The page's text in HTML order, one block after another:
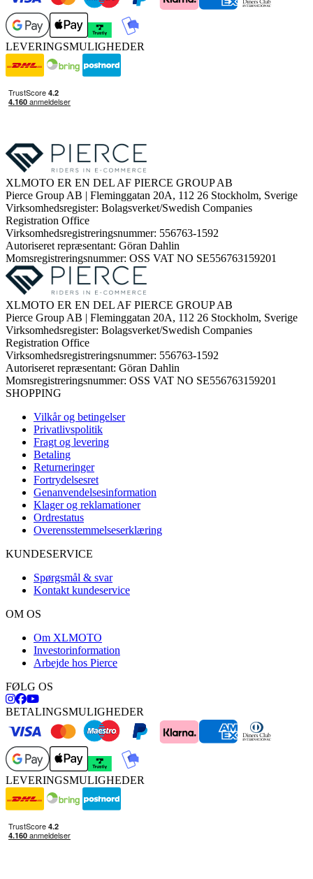
LEVERINGSMULIGHEDER
XLMOTO ER EN DEL AF PIERCE GROUP AB
Pierce Group AB | Fleminggatan 20A, 112 26 Stockholm, Sverige
Virksomhedsregister: Bolagsverket/Swedish Companies
Registration Office
Virksomhedsregistreringsnummer: 556763-1592
Autoriseret repræsentant: Göran Dahlin
Momsregistreringsnummer: OSS VAT NO SE556763159201
XLMOTO ER EN DEL AF PIERCE GROUP AB
Pierce Group AB | Fleminggatan 20A, 112 26 Stockholm, Sverige
Virksomhedsregister: Bolagsverket/Swedish Companies
Registration Office
Virksomhedsregistreringsnummer: 556763-1592
Autoriseret repræsentant: Göran Dahlin
Momsregistreringsnummer: OSS VAT NO SE556763159201
SHOPPING
Vilkår og betingelser
Privatlivspolitik
Fragt og levering
Betaling
Returneringer
Fortrydelsesret
Genanvendelsesinformation
Klager og reklamationer
Ordrestatus
Overensstemmelseserklæring
KUNDESERVICE
Spørgsmål & svar
Kontakt kundeservice
OM OS
Om XLMOTO
Investorinformation
Arbejde hos Pierce
FØLG OS
BETALINGSMULIGHEDER
LEVERINGSMULIGHEDER